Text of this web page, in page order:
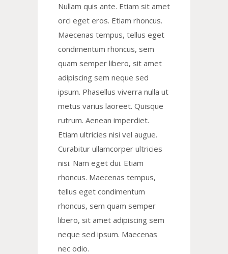
Nullam quis ante. Etiam sit amet
orci eget eros. Etiam rhoncus.
Maecenas tempus, tellus eget
condimentum rhoncus, sem
quam semper libero, sit amet
adipiscing sem neque sed
ipsum. Phasellus viverra nulla ut
metus varius laoreet. Quisque
rutrum. Aenean imperdiet.
Etiam ultricies nisi vel augue.
Curabitur ullamcorper ultricies
nisi. Nam eget dui. Etiam
rhoncus. Maecenas tempus,
tellus eget condimentum
rhoncus, sem quam semper
libero, sit amet adipiscing sem
neque sed ipsum. Maecenas
nec odio.